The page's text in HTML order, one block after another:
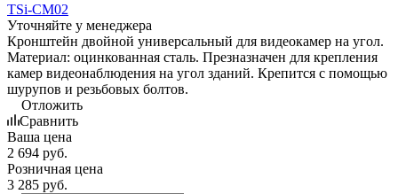
TSi-СM02
Уточняйте у менеджера
Кронштейн двойной универсальный для видеокамер на угол.
Материал: оцинкованная сталь. Презназначен для крепления
камер видеонаблюдения на угол зданий. Крепится с помощью
шурупов и резьбовых болтов.
Отложить
Сравнить
Ваша цена
2 694 руб.
Розничная цена
3 285 руб.